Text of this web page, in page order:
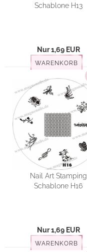
Schablone H13
Nur 1,69 EUR
WARENKORB
Nail Art Stamping
Schablone H16
Nur 1,69 EUR
WARENKORB